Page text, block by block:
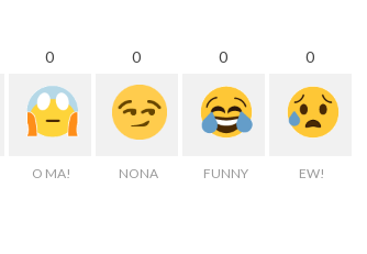
0
O MA!
0
NONA
0
FUNNY
0
EW!